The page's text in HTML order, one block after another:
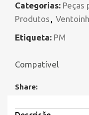
Categorias: Peças
Produtos ,
Etiqueta: PM
Compatível
Share: